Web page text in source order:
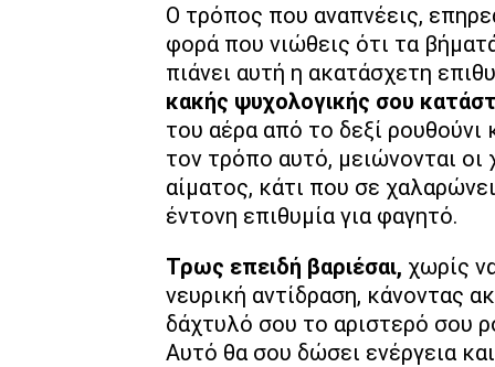
Ο τρόπος που αναπνέεις,
φορά που νιώθεις ότι τα
πιάνει αυτή η ακατάσχετη
κακής ψυχολογικής σου
του αέρα από το δεξί
τον τρόπο αυτό, μειώνονται οι
αίματος, κάτι που σε
έντονη επιθυμία για φαγητό.
Τρως επειδή βαριέσαι, χωρίς
νευρική αντίδραση, κάνοντας
δάχτυλό σου το αριστερό σου
Αυτό θα σου δώσει ενέργεια